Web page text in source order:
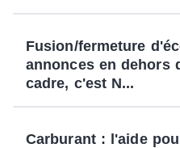
Fusion/fermeture
annonces en dehors
cadre, c'est N...
Carburant : l'aide